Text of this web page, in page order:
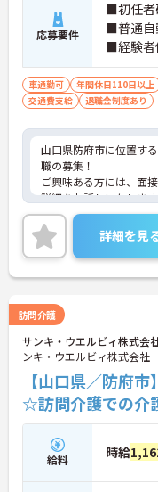
応募要件
■初任者
■普通自
■経験者
車通勤可 年間休日110日以上
交通費支給
退職金制度あり
山口県防府市に位置す
職の募集！
ご興味ある方には、面
詳細をお話しいたしま
い！
詳細を見
訪問介護
サンキ・ウエルビィ株式会
ンキ・ウエルビィ株式会社
【山口県／防府
☆訪問介護での介
給料 時給